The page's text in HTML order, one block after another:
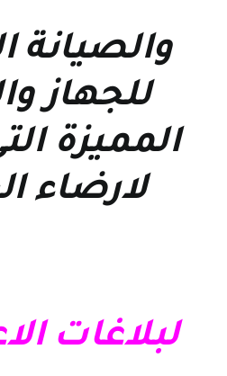
والصيانة
للجهاز
المميزة
لارضاء
لبلاغات